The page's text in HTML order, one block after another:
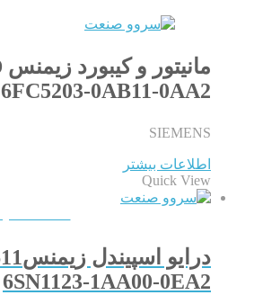
مانیتور و کیبورد زیمنس 840D/810D
6FC5203-0AB11-0AA2
SIEMENS
اطلاعات بیشتر
Quick View
درایو اسپیندل زیمنس611 160A
6SN1123-1AA00-0EA2